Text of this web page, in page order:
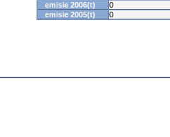
emisie 2006(t)
0
emisie 2005(t)
0